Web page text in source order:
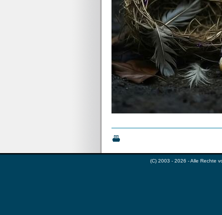
(C) 2003 - 2026 - Alle Rechte